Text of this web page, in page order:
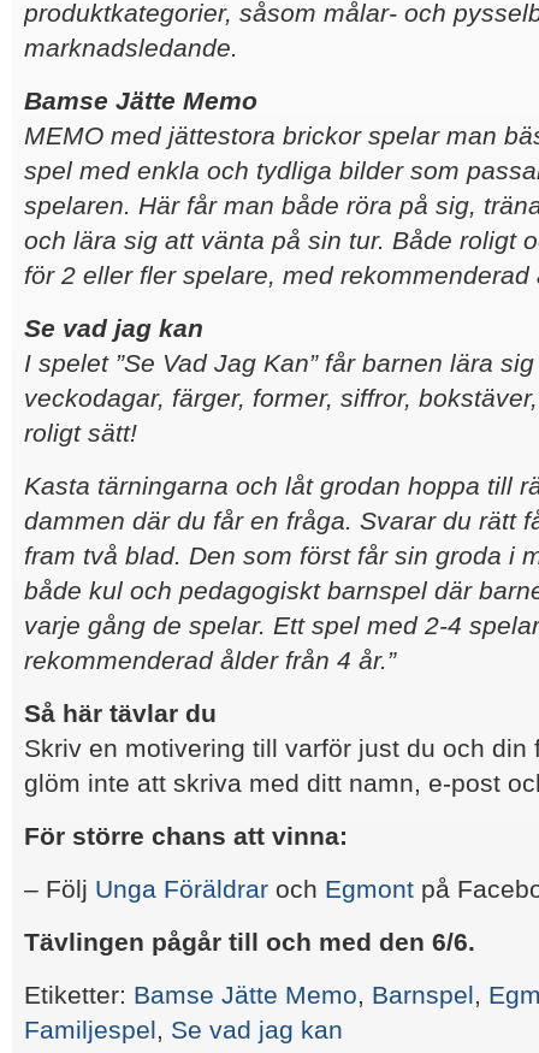
produktkategorier, såsom målar- och
marknadsledande.
Bamse Jätte Memo
MEMO med jättestora brickor spelar man
spel med enkla och tydliga bilder som
spelaren. Här får man både röra på sig,
och lära sig att vänta på sin tur. Både roligt
för 2 eller fler spelare, med rekommenderad
Se vad jag kan
I spelet ”Se Vad Jag Kan” får barnen lära
veckodagar, färger, former, siffror,
roligt sätt!
Kasta tärningarna och låt grodan hoppa till
dammen där du får en fråga. Svarar du rätt
fram två blad. Den som först får sin groda i
både kul och pedagogiskt barnspel där
varje gång de spelar. Ett spel med 2-4
rekommenderad ålder från 4 år.”
Så här tävlar du
Skriv en motivering till varför just du och din
glöm inte att skriva med ditt namn, e-post
För större chans att vinna:
– Följ Unga Föräldrar och Egmont på
Tävlingen pågår till och med den 6/6.
Etiketter: Bamse Jätte Memo Barnspel
Familjespel
Se vad jag kan